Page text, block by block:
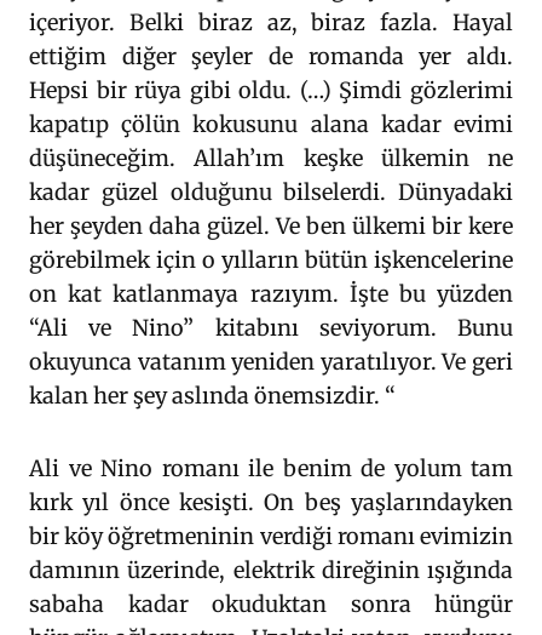
içeriyor. Belki biraz az, biraz fazla. Hayal
ettiğim diğer şeyler de romanda yer aldı.
Hepsi bir rüya gibi oldu. (…) Şimdi gözlerimi
kapatıp çölün kokusunu alana kadar evimi
düşüneceğim. Allah’ım keşke ülkemin ne
kadar güzel olduğunu bilselerdi. Dünyadaki
her şeyden daha güzel. Ve ben ülkemi bir kere
görebilmek için o yılların bütün işkencelerine
on kat katlanmaya razıyım. İşte bu yüzden
“Ali ve Nino” kitabını seviyorum. Bunu
okuyunca vatanım yeniden yaratılıyor. Ve geri
kalan her şey aslında önemsizdir. “
Ali ve Nino romanı ile benim de yolum tam
kırk yıl önce kesişti. On beş yaşlarındayken
bir köy öğretmeninin verdiği romanı evimizin
damının üzerinde, elektrik direğinin ışığında
sabaha kadar okuduktan sonra hüngür